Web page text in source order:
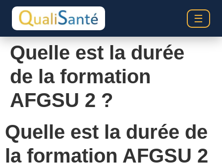
☰
Quelle est la durée
de la formation
AFGSU 2 ?
Quelle est la durée de
la formation AFGSU 2